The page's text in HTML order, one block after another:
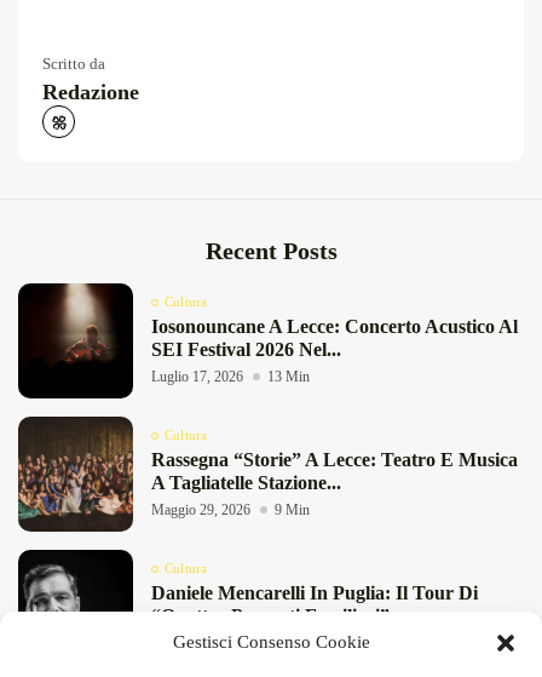
Gestisci Consenso Cookie
Scritto da
Redazione
Recent Posts
Cultura
Iosonouncane A Lecce: Concerto Acustico Al
SEI Festival 2026 Nel...
Luglio 17, 2026 13 Min
Cultura
Rassegna “Storie” A Lecce: Teatro E Musica
A Tagliatelle Stazione...
Maggio 29, 2026 9 Min
Cultura
Daniele Mencarelli In Puglia: Il Tour Di
“Quattro Presunti Familiari”...
Maggio 27, 2026 8 Min